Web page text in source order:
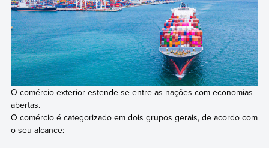
O comércio exterior estende-se entre as nações com economias
abertas.
O comércio é categorizado em dois grupos gerais, de acordo com
o seu alcance: